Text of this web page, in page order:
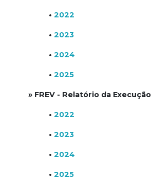
• 2022
• 2023
• 2024
• 2025
» FREV - Relatório da
• 2022
• 2023
• 2024
• 2025